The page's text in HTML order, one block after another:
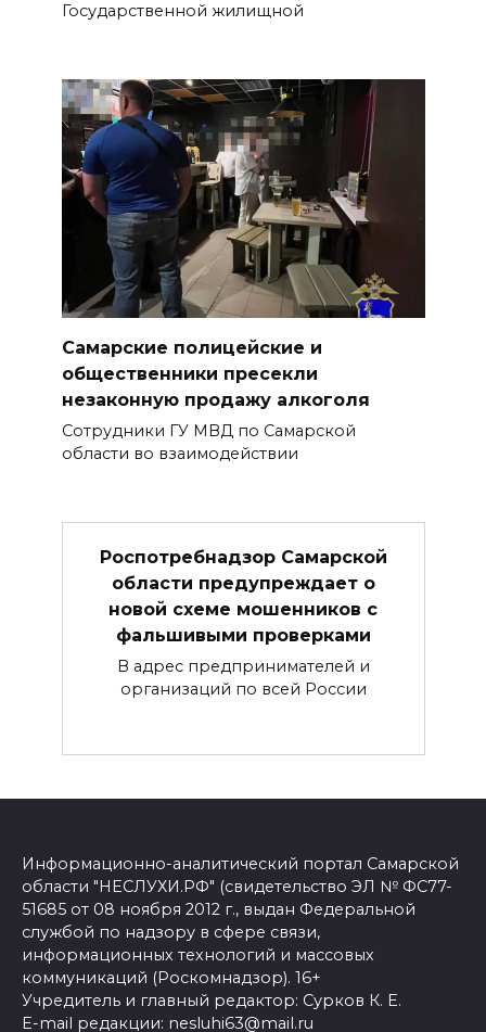
Государственной жилищной
Самарские полицейские и
общественники пресекли
незаконную продажу алкоголя
Сотрудники ГУ МВД по Самарской
области во взаимодействии
Роспотребнадзор Самарской
области предупреждает о
новой схеме мошенников с
фальшивыми проверками
В адрес предпринимателей и
организаций по всей России
Информационно-аналитический портал Самарской
области "НЕСЛУХИ.РФ" (свидетельство ЭЛ № ФС77-
51685 от 08 ноября 2012 г., выдан Федеральной
службой по надзору в сфере связи,
информационных технологий и массовых
коммуникаций (Роскомнадзор). 16+
Учредитель и главный редактор: Сурков К. Е.
E-mail редакции: nesluhi63@mail.ru